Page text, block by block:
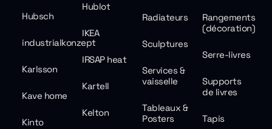
Hublot
Hubsch
IKEA
industrialkonzept
IRSAP heat
Karlsson
Kartell
Kave home
Kelton
Kinto
Radiateurs
Rangements
(décoration)
Sculptures
Serre-livres
Services &
vaisselle
Supports
de livres
Tableaux &
Posters
Tapis